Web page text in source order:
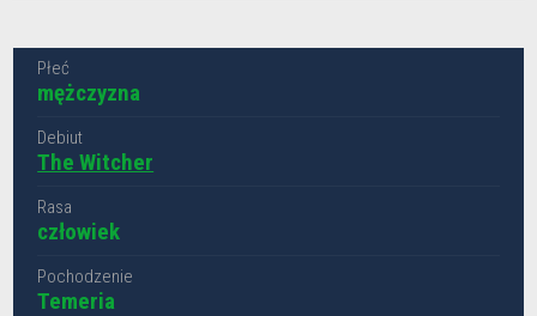
Płeć
mężczyzna
Debiut
The Witcher
Rasa
człowiek
Pochodzenie
Temeria